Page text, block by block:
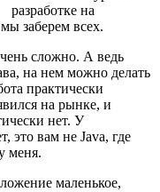
разработке на
заберем всех.
сложно. А ведь
на нем можно делать
практически
на рынке, и
нет. У
это вам не Java, где
меня.
маленькое,